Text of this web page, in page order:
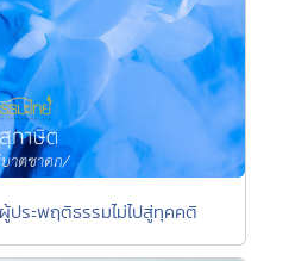
ระพฤติธรรมไม่ไปสู่ทุคคติ